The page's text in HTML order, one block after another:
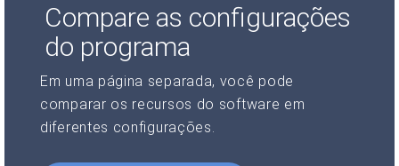
Compare as configurações
do programa
Em uma página separada, você pode
comparar os recursos do software em
diferentes configurações.